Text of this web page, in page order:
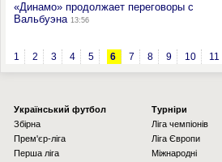
«Динамо» продолжает переговоры с
Вальбуэна 13:56
1 2 3 4 5 6 7 8 9 10 11
Українcький футбол
Збірна
Прем'єр-ліга
Перша ліга
Турніри
Ліга чемпіонів
Ліга Європи
Міжнародні